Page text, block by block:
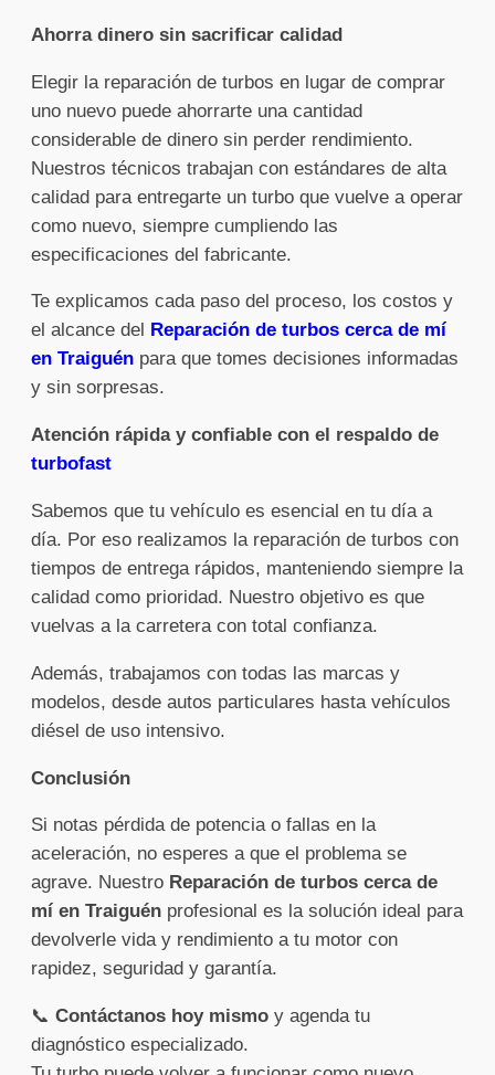
Ahorra dinero sin sacrificar calidad
Elegir la reparación de turbos en lugar de comprar
uno nuevo puede ahorrarte una cantidad
considerable de dinero sin perder rendimiento.
Nuestros técnicos trabajan con estándares de alta
calidad para entregarte un turbo que vuelve a operar
como nuevo, siempre cumpliendo las
especificaciones del fabricante.
Te explicamos cada paso del proceso, los costos y
el alcance del
Reparación de turbos cerca de mí
en Traiguén para que tomes decisiones informadas
y sin sorpresas.
Atención rápida y confiable con el respaldo de
turbofast
Sabemos que tu vehículo es esencial en tu día a
día. Por eso realizamos la reparación de turbos con
tiempos de entrega rápidos, manteniendo siempre la
calidad como prioridad. Nuestro objetivo es que
vuelvas a la carretera con total confianza.
Además, trabajamos con todas las marcas y
modelos, desde autos particulares hasta vehículos
diésel de uso intensivo.
Conclusión
Si notas pérdida de potencia o fallas en la
aceleración, no esperes a que el problema se
agrave. Nuestro Reparación de turbos cerca de
mí en Traiguén profesional es la solución ideal para
devolverle vida y rendimiento a tu motor con
rapidez, seguridad y garantía.
📞 Contáctanos hoy mismo y agenda tu
diagnóstico especializado.